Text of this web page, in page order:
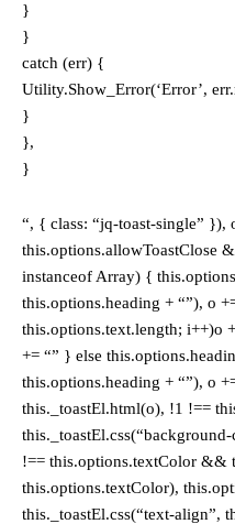
}
}
catch (err) {
Utility.Show_Error(‘Error’,
}
},
}
“, { class: “jq-toast-single” }),
this.options.allowToastClose
instanceof Array) {
this.options.heading + “”), o
this.options.text.length; i++)o
+= “” } else
this.options.heading + “”), o
this._toastEl.html(o), !1 !==
!== this.options.textColor &&
this.options.textColor),
this._toastEl.css(“text-align”,